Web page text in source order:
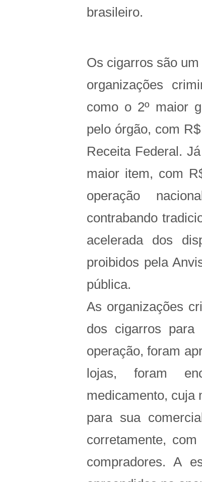
brasileiro.
Os cigarros são
organizações
como o 2º maior
pelo órgão, com
Receita Federal.
maior item, com
operação
contrabando
acelerada dos
proibidos pela
pública.
As organizações
dos cigarros
operação, foram
lojas, foram
medicamento, cuja
para sua
corretamente,
compradores. A